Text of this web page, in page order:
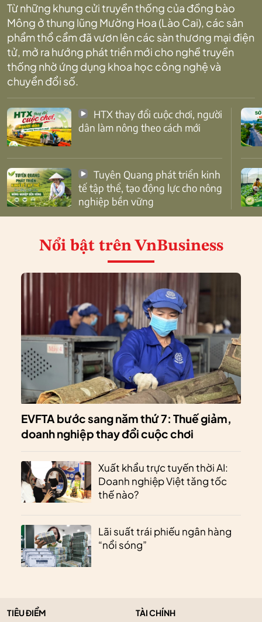
Từ những khung cửi truyền thống của đồng bào
Mông ở thung lũng Mường Hoa (Lào Cai), các sản
phẩm thổ cẩm đã vươn lên các sàn thương mại điện
tử, mở ra hướng phát triển mới cho nghề truyền
thống nhờ ứng dụng khoa học công nghệ và
chuyển đổi số.
dân làm nông theo cách mới
tế tập thể, tạo động lực cho nông
nghiệp bền vững
Nổi bật trên VnBusiness
EVFTA bước sang năm thứ 7: Thuế giảm,
doanh nghiệp thay đổi cuộc chơi
Xuất khẩu trực tuyến thời AI:
Doanh nghiệp Việt tăng tốc
thế nào?
Lãi suất trái phiếu ngân hàng
“nổi sóng”
TIÊU ĐIỂM
TÀI CHÍNH